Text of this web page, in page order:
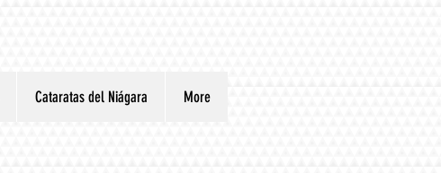
Cataratas del Niágara More